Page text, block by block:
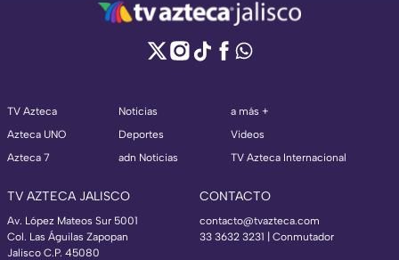
TV Azteca
Azteca UNO
Azteca 7
Noticias
Deportes
adn Noticias
a más +
Videos
TV Azteca Internacional
TV AZTECA JALISCO
Av. López Mateos Sur 5001
Col. Las Águilas Zapopan
Jalisco C.P. 45080
CONTACTO
contacto@tvazteca.com
33 3632 3231 | Conmutador